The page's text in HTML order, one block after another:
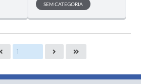
SEM CATEGORIA